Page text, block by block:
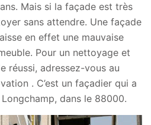
Mais si la façade est très
sans attendre. Une façade
en effet une mauvaise
Pour un nettoyage et
réussi, adressez-vous au
. C’est un façadier qui a
dans le 88000.